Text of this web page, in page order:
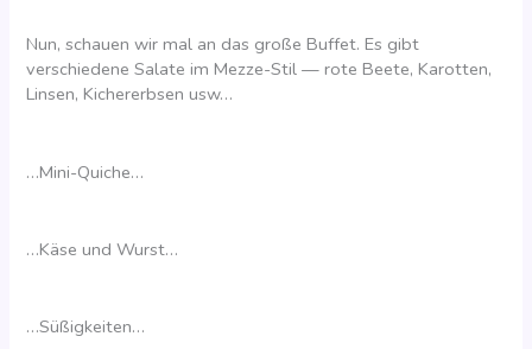
Nun, schauen wir mal an das große Buffet. Es gibt
verschiedene Salate im Mezze-Stil — rote Beete, Karotten,
Linsen, Kichererbsen usw…
…Mini-Quiche…
…Käse und Wurst…
…Süßigkeiten…